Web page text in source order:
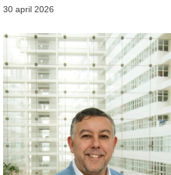
30 april 2026